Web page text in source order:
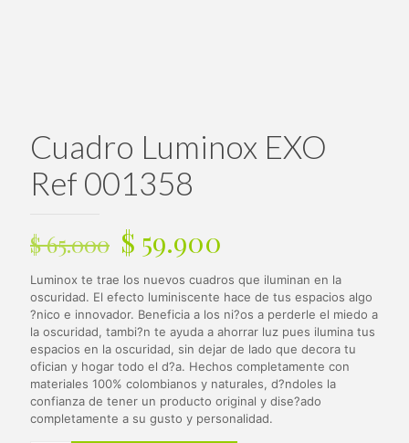
Cuadro Luminox EXO
Ref 001358
$65.000 El
precio
original
era:
$ 65.000.
$ 59.900
precio
actual
es:
$ 59.900.
Luminox te trae los nuevos cuadros que iluminan en la
oscuridad. El efecto luminiscente hace de tus espacios algo
?nico e innovador. Beneficia a los ni?os a perderle el miedo a
la oscuridad, tambi?n te ayuda a ahorrar luz pues ilumina tus
espacios en la oscuridad, sin dejar de lado que decora tu
ofician y hogar todo el d?a. Hechos completamente con
materiales 100% colombianos y naturales, d?ndoles la
confianza de tener un producto original y dise?ado
completamente a su gusto y personalidad.